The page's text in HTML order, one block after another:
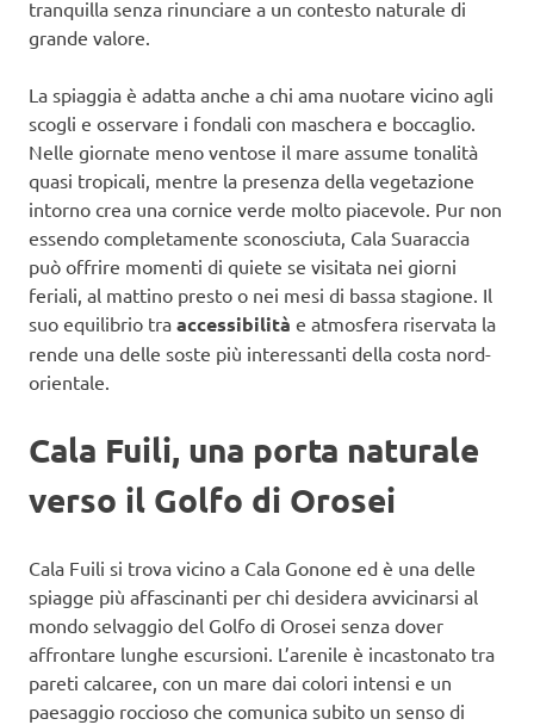
tranquilla senza rinunciare a un contesto naturale di
grande valore.
La spiaggia è adatta anche a chi ama nuotare vicino agli
scogli e osservare i fondali con maschera e boccaglio.
Nelle giornate meno ventose il mare assume tonalità
quasi tropicali, mentre la presenza della vegetazione
intorno crea una cornice verde molto piacevole. Pur non
essendo completamente sconosciuta, Cala Suaraccia
può offrire momenti di quiete se visitata nei giorni
feriali, al mattino presto o nei mesi di bassa stagione. Il
suo equilibrio tra accessibilità e atmosfera riservata la
rende una delle soste più interessanti della costa nord-
orientale.
Cala Fuili, una porta naturale
verso il Golfo di Orosei
Cala Fuili si trova vicino a Cala Gonone ed è una delle
spiagge più affascinanti per chi desidera avvicinarsi al
mondo selvaggio del Golfo di Orosei senza dover
affrontare lunghe escursioni. L’arenile è incastonato tra
pareti calcaree, con un mare dai colori intensi e un
paesaggio roccioso che comunica subito un senso di